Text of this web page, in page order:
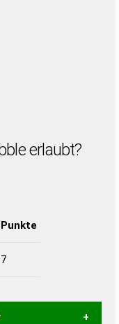
erlaubt?
Punkte
7